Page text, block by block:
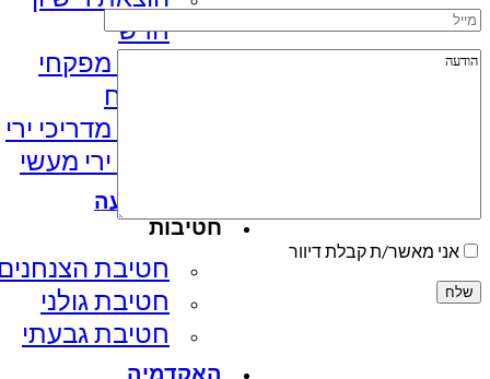
חדש
קורס מפקחי
מטווח
קורס מדריכי ירי
קורס ירי מעשי
מועדון קליעה
חטיבות
חטיבת
חטיבת גולני
חטיבת גבעתי
האקדמיה
אני מאשר/ת קבלת דיוור